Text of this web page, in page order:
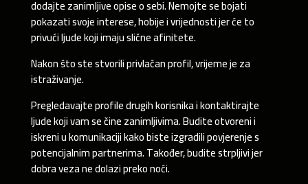
dodajte zanimljive opise o sebi. Nemojte se bojati
pokazati svoje interese, hobije i vrijednosti jer će to
privući ljude koji imaju slične afinitete.
Nakon što ste stvorili privlačan profil, vrijeme je za
istraživanje.
Pregledavajte profile drugih korisnika i kontaktirajte
ljude koji vam se čine zanimljivima. Budite otvoreni i
iskreni u komunikaciji kako biste izgradili povjerenje s
potencijalnim partnerima. Također, budite strpljivi jer
dobra veza ne dolazi preko noći.